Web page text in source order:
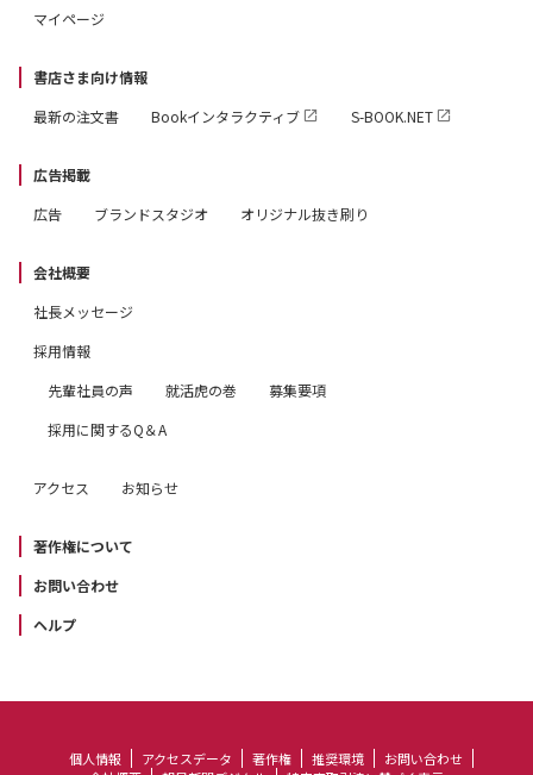
マイページ
書店さま向け情報
最新の注文書
Bookインタラクティブ S-BOOK.NET
広告掲載
広告
ブランドスタジオ オリジナル抜き刷り
会社概要
社長メッセージ
採用情報
先輩社員の声
就活虎の巻
募集要項
採用に関するQ＆A
アクセス お知らせ
著作権について
お問い合わせ
ヘルプ
個人情報 アクセスデータ 著作権 推奨環境
お問い合わせ